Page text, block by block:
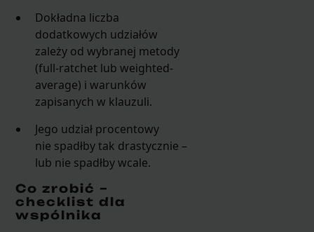
Dokładna liczba
dodatkowych udziałów
zależy od wybranej metody
(full-ratchet lub weighted-
average) i warunków
zapisanych w klauzuli.
Jego udział procentowy
nie spadłby tak drastycznie –
lub nie spadłby wcale.
Co zrobić –
checklist dla
wspólnika